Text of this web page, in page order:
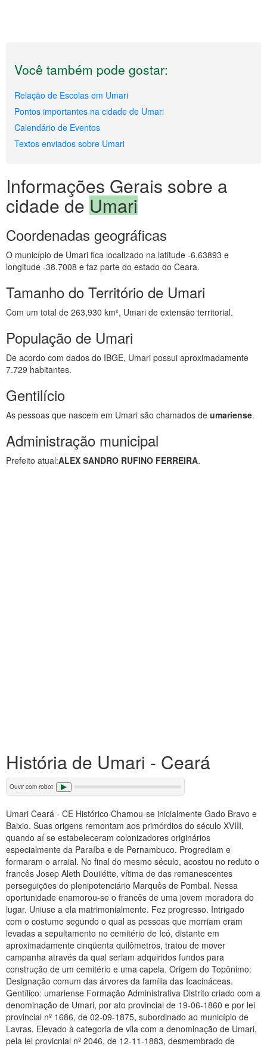
Você também pode gostar:
Relação de Escolas em Umari
Pontos importantes na cidade de Umari
Calendário de Eventos
Textos enviados sobre Umari
Informações Gerais sobre a
cidade de Umari
Coordenadas geográficas
O município de Umari fica localizado na latitude -6.63893 e
longitude -38.7008 e faz parte do estado do Ceara.
Tamanho do Território de Umari
Com um total de 263,930 km², Umari de extensão territorial.
População de Umari
De acordo com dados do IBGE, Umari possui aproximadamente
7.729 habitantes.
Gentilício
As pessoas que nascem em Umari são chamados de umariense.
Administração municipal
Prefeito atual:ALEX SANDRO RUFINO FERREIRA.
História de Umari - Ceará
Ouvir com robot
Umari Ceará - CE Histórico Chamou-se inicialmente Gado Bravo e
Baixio. Suas origens remontam aos primórdios do século XVIII,
quando aí se estabeleceram colonizadores originários
especialmente da Paraíba e de Pernambuco. Progrediam e
formaram o arraial. No final do mesmo século, acostou no reduto o
francês Josep Aleth Douilétte, vítima de das remanescentes
perseguições do plenipotenciário Marquês de Pombal. Nessa
oportunidade enamorou-se o francês de uma jovem moradora do
lugar. Uniuse a ela matrimonialmente. Fez progresso. Intrigado
com o costume segundo o qual as pessoas que morriam eram
levadas a sepultamento no cemitério de Icó, distante em
aproximadamente cinqüenta quilômetros, tratou de mover
campanha através da qual seriam adquiridos fundos para
construção de um cemitério e uma capela. Origem do Topônimo:
Designação comum das árvores da família das Icacináceas.
Gentílico: umariense Formação Administrativa Distrito criado com a
denominação de Umari, por ato provincial de 19-06-1860 e por lei
provincial nº 1686, de 02-09-1875, subordinado ao município de
Lavras. Elevado à categoria de vila com a denominação de Umari,
pela lei provicnial nº 2046, de 12-11-1883, desmembrado de